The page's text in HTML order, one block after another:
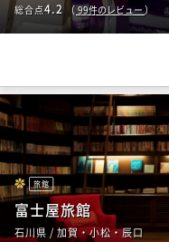
総合点4.2（99件のレビュー）
旅館
富士屋旅館
石川県 / 加賀・小松・辰口